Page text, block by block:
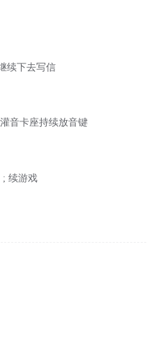
续下去写信
音卡座持续放音键
; 续游戏